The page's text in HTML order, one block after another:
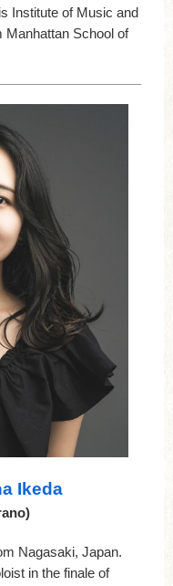
Institute of Music and
Manhattan School of
Ikeda
Nagasaki, Japan.
in the finale of